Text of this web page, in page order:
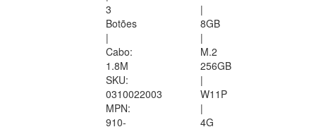
3
Botões
|
Cabo:
1.8M
SKU:
0310022003
MPN:
910-
|
8GB
|
M.2
256GB
|
W11P
|
4G